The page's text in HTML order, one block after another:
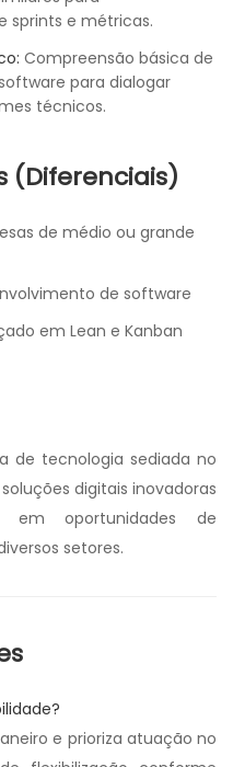
sprints e métricas.
Compreensão básica de
para dialogar
técnicos.
(Diferenciais)
de médio ou grande
de software
em Lean e Kanban
de tecnologia sediada no
digitais inovadoras
em oportunidades de
setores.
e prioriza atuação no